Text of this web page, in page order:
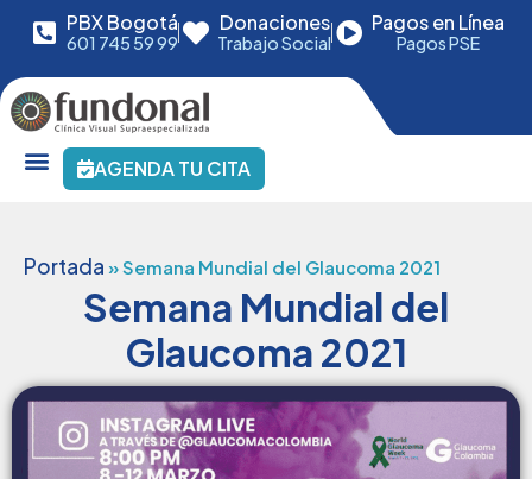
PBX Bogotá
601 745 59 99
Donaciones
Trabajo Social
Pagos en Línea
Pagos PSE
AGENDA TU CITA
Portada »Semana Mundial del Glaucoma 2021
Semana Mundial del
Glaucoma 2021